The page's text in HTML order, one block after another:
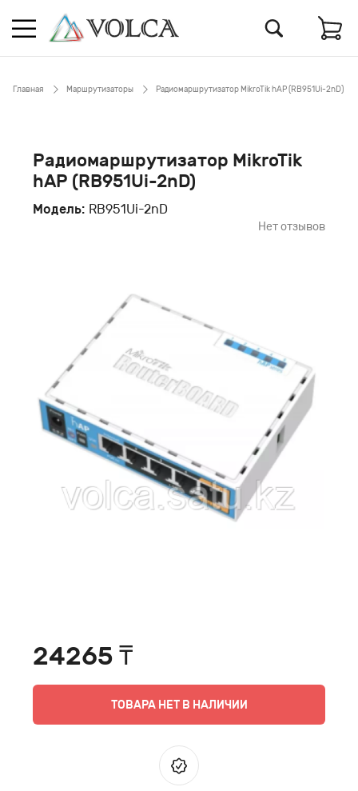
Главная Маршрутизаторы Радиомаршрутизатор MikroTik hAP (RB951Ui-2nD)
Радиомаршрутизатор MikroTik
hAP (RB951Ui-2nD)
Модель: RB951Ui-2nD
Нет отзывов
24265 ₸
ТОВАРА НЕТ В НАЛИЧИИ